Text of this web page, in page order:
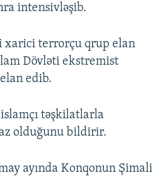
intensivləşib.
xarici terrorçu qrup elan
Dövləti ekstremist
edib.
təşkilatlarla
olduğunu bildirir.
ayında Konqonun Şimali